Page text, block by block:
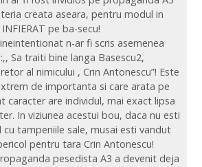
creata aseara, pentru modul in
pe ba-secu!
n-ar fi scris asemenea
Sa traiti bine langa Basescu2,
al nimicului , Crin Antonescu”! Este
de importanta si care arata pe
caracter are individul, mai exact lipsa
In viziunea acestui bou, daca nu esti
cu tampeniile sale, musai esti vandut
pentru tara Crin Antonescu!
pesedista A3 a devenit deja